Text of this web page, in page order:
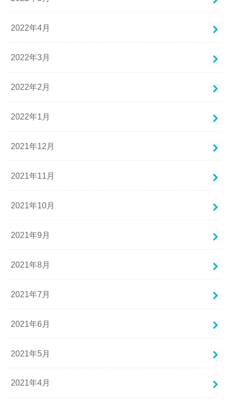
2022年4月
2022年3月
2022年2月
2022年1月
2021年12月
2021年11月
2021年10月
2021年9月
2021年8月
2021年7月
2021年6月
2021年5月
2021年4月